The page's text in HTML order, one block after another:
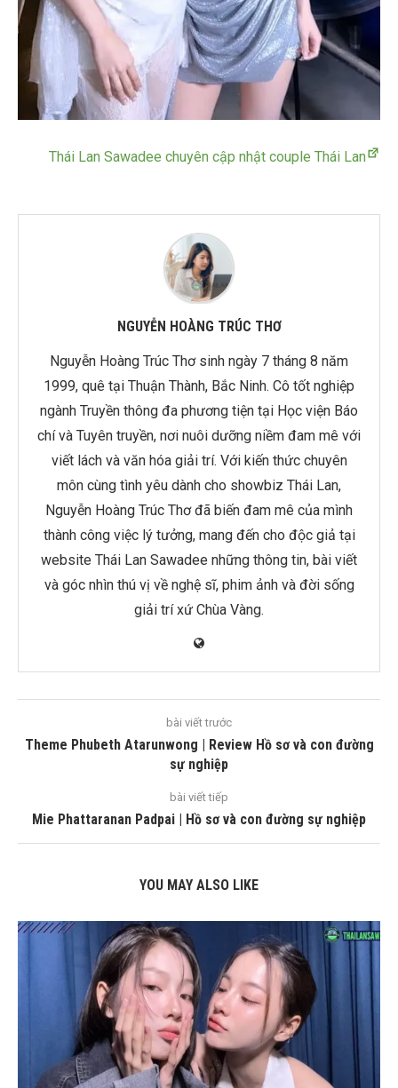
Thái Lan Sawadee chuyên cập nhật couple Thái Lan
NGUYỄN HOÀNG TRÚC THƠ
Nguyễn Hoàng Trúc Thơ sinh ngày 7 tháng 8 năm
1999, quê tại Thuận Thành, Bắc Ninh. Cô tốt nghiệp
ngành Truyền thông đa phương tiện tại Học viện Báo
chí và Tuyên truyền, nơi nuôi dưỡng niềm đam mê với
viết lách và văn hóa giải trí. Với kiến thức chuyên
môn cùng tình yêu dành cho showbiz Thái Lan,
Nguyễn Hoàng Trúc Thơ đã biến đam mê của mình
thành công việc lý tưởng, mang đến cho độc giả tại
website Thái Lan Sawadee những thông tin, bài viết
và góc nhìn thú vị về nghệ sĩ, phim ảnh và đời sống
giải trí xứ Chùa Vàng.
bài viết trước
Theme Phubeth Atarunwong | Review Hồ sơ và con đường
sự nghiệp
bài viết tiếp
Mie Phattaranan Padpai | Hồ sơ và con đường sự nghiệp
YOU MAY ALSO LIKE